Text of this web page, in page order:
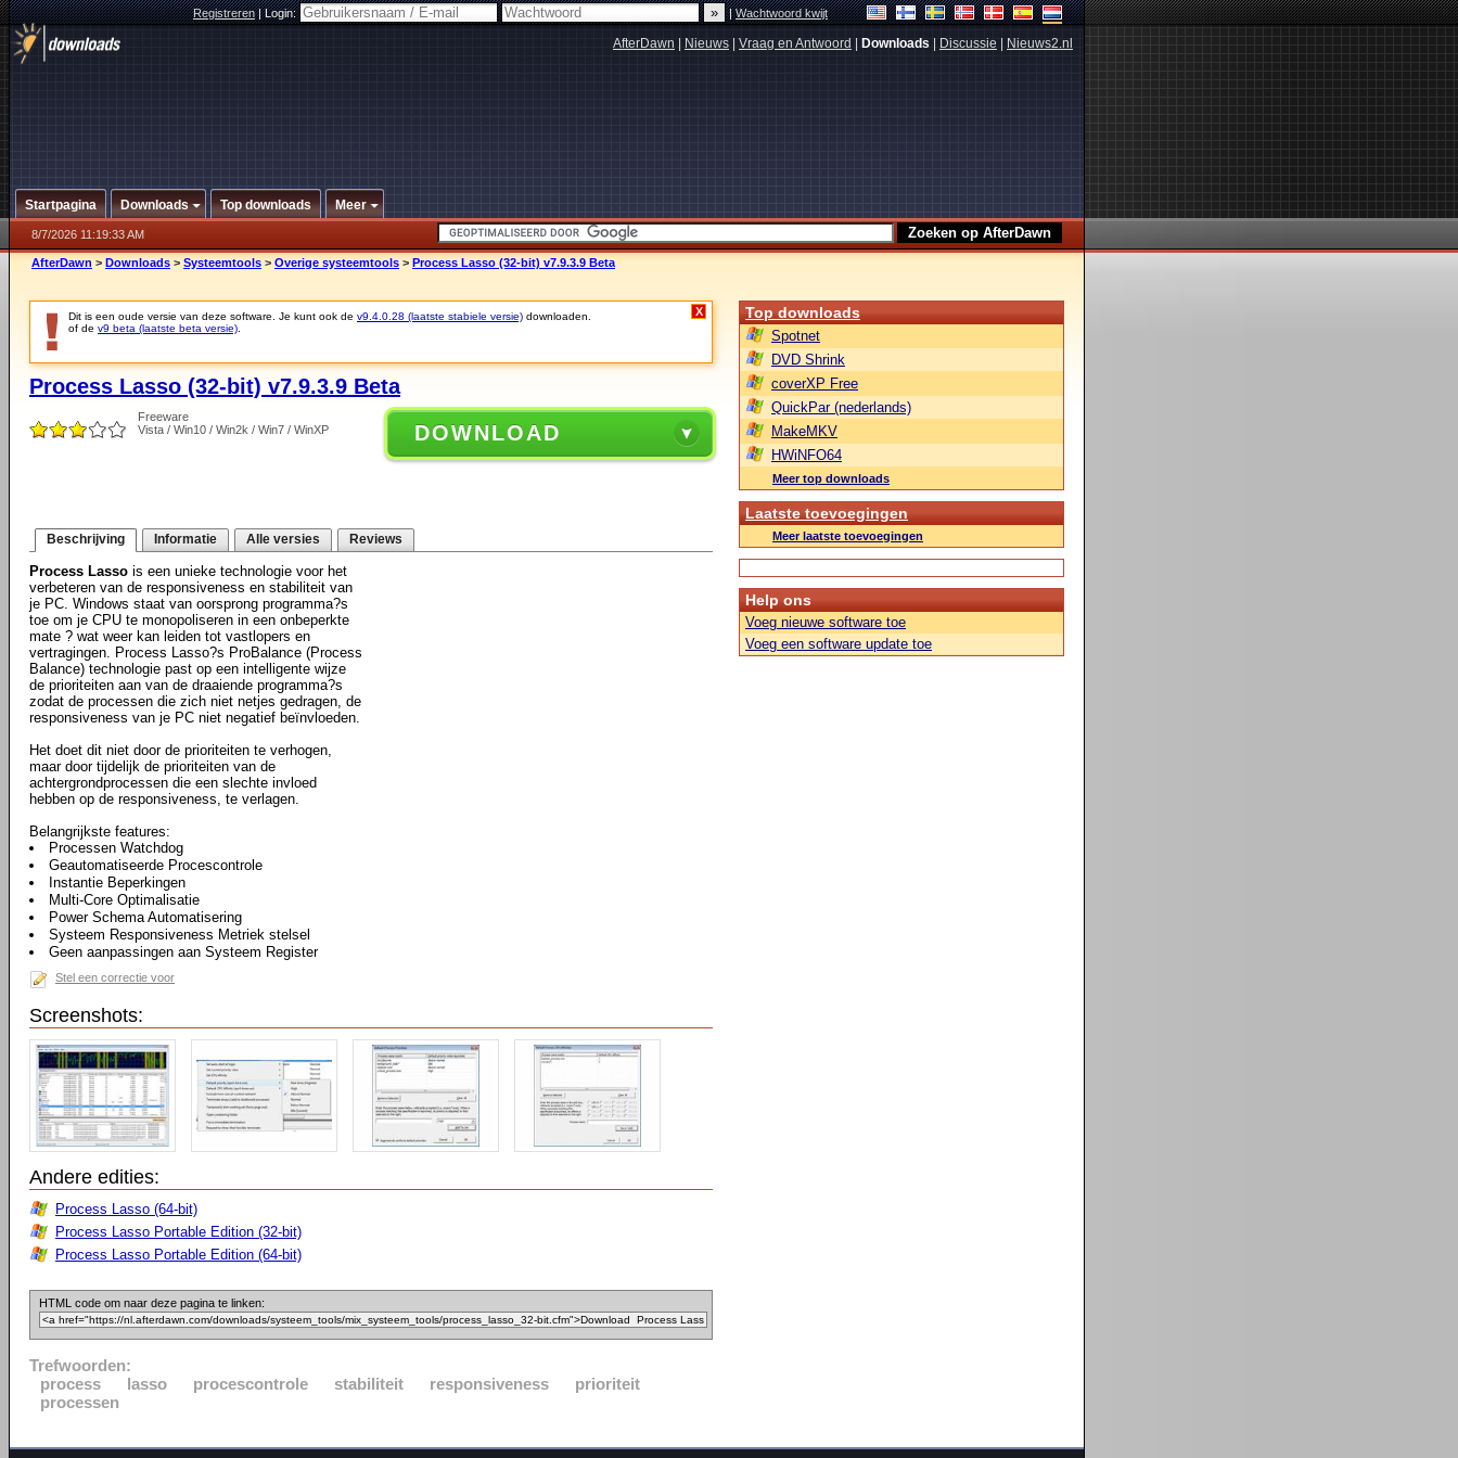
Registreren|Login: |Wachtwoord kwijt
AfterDawn Nieuws Vraag en Antwoord Downloads Discussie Nieuws2.nl
Startpagina Downloads Top downloads Meer
8/7/2026 11:19:33 AM
AfterDawn > Downloads > Systeemtools > Overige systeemtools > Process Lasso (32-bit) v7.9.3.9 Beta
Dit is een oude versie van deze software. Je kunt ook de v9.4.0.28 (laatste stabiele versie) downloaden.
of de v9 beta (laatste beta versie)
X
Process Lasso (32-bit) v7.9.3.9 Beta
Freeware
Vista / Win10 / Win2k / Win7 / WinXP
DOWNLOAD
Beschrijving Informatie Alle versies Reviews
Process Lasso is een unieke technologie voor het
verbeteren van de responsiveness en stabiliteit van
je PC. Windows staat van oorsprong programma?s
toe om je CPU te monopoliseren in een onbeperkte
mate ? wat weer kan leiden tot vastlopers en
vertragingen. Process Lasso?s ProBalance (Process
Balance) technologie past op een intelligente wijze
de prioriteiten aan van de draaiende programma?s
zodat de processen die zich niet netjes gedragen, de
responsiveness van je PC niet negatief beïnvloeden.
Het doet dit niet door de prioriteiten te verhogen,
maar door tijdelijk de prioriteiten van de
achtergrondprocessen die een slechte invloed
hebben op de responsiveness, te verlagen.
Belangrijkste features:
Processen Watchdog
Geautomatiseerde Procescontrole
Instantie Beperkingen
Multi-Core Optimalisatie
Power Schema Automatisering
Systeem Responsiveness Metriek stelsel
Geen aanpassingen aan Systeem Register
Stel een correctie voor
Screenshots:
Andere edities:
Process Lasso (64-bit)
Process Lasso Portable Edition (32-bit)
Process Lasso Portable Edition (64-bit)
HTML code om naar deze pagina te linken:
Trefwoorden:
process
lasso procescontrole stabiliteit responsiveness
prioriteit
processen
Top downloads
Spotnet
DVD Shrink
coverXP Free
QuickPar (nederlands)
MakeMKV
HWiNFO64
Meer top downloads
Laatste toevoegingen
Meer laatste toevoegingen
Help ons
Voeg nieuwe software toe
Voeg een software update toe